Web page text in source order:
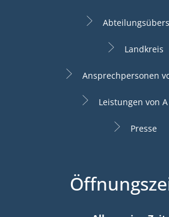
Landkreis
Ansprechpersonen
Leistungen von
Presse